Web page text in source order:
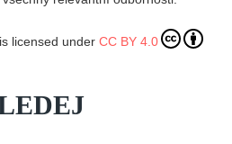
, is licensed under CC BY 4.0